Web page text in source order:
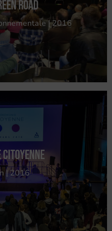
Road
| 2016
citoyenne
| 2016